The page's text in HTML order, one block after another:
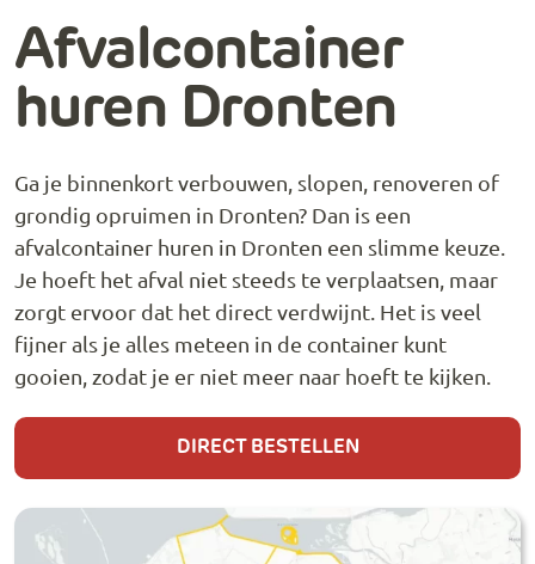
Afvalcontainer
huren Dronten
Ga je binnenkort verbouwen, slopen, renoveren of
grondig opruimen in Dronten? Dan is een
afvalcontainer huren in Dronten een slimme keuze.
Je hoeft het afval niet steeds te verplaatsen, maar
zorgt ervoor dat het direct verdwijnt. Het is veel
fijner als je alles meteen in de container kunt
gooien, zodat je er niet meer naar hoeft te kijken.
DIRECT BESTELLEN